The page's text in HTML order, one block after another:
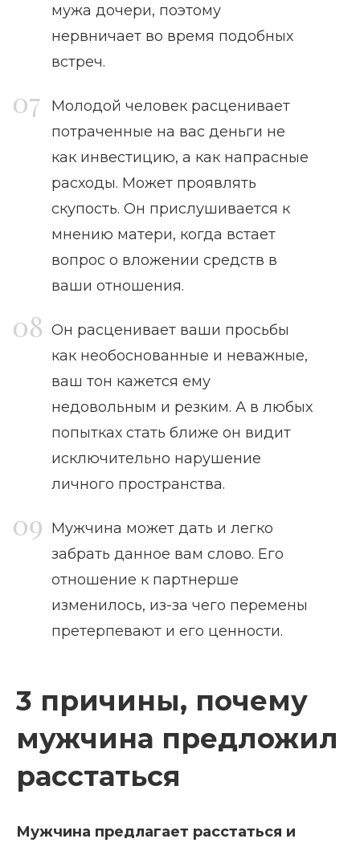
мужа дочери, поэтому
нервничает во время подобных
встреч.
Молодой человек расценивает
потраченные на вас деньги не
как инвестицию, а как напрасные
расходы. Может проявлять
скупость. Он прислушивается к
мнению матери, когда встает
вопрос о вложении средств в
ваши отношения.
Он расценивает ваши просьбы
как необоснованные и неважные,
ваш тон кажется ему
недовольным и резким. А в любых
попытках стать ближе он видит
исключительно нарушение
личного пространства.
Мужчина может дать и легко
забрать данное вам слово. Его
отношение к партнерше
изменилось, из-за чего перемены
претерпевают и его ценности.
3 причины, почему
мужчина предложил
расстаться
Мужчина предлагает расстаться и